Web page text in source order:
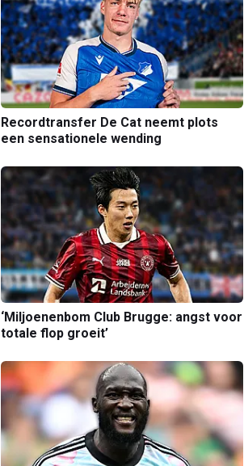
Recordtransfer De Cat neemt plots
een sensationele wending
‘Miljoenenbom Club Brugge: angst voor
totale flop groeit’